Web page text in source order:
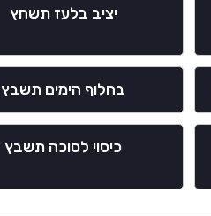
יציב בלעז תשחץ
בחלוף הימים תשבץ
כיסוי לסוכה תשבץ